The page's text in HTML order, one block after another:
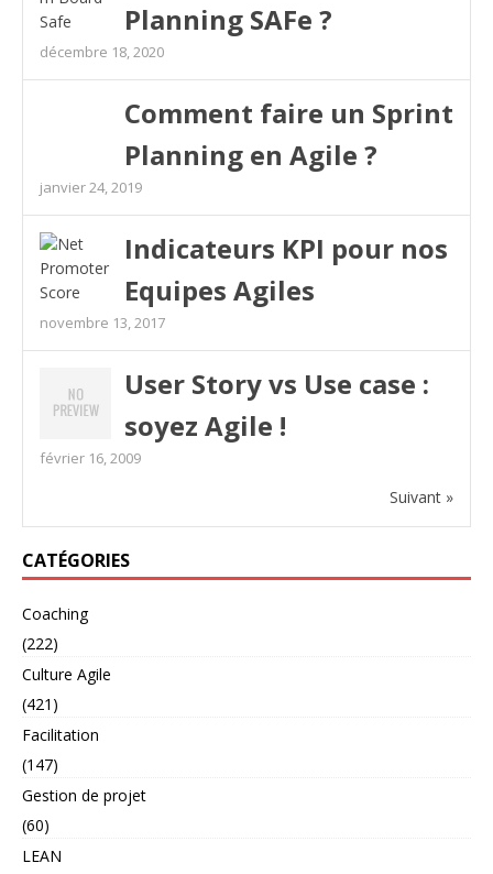
Planning SAFe ?
décembre 18, 2020
Comment faire un Sprint
Planning en Agile ?
janvier 24, 2019
Indicateurs KPI pour nos
Equipes Agiles
novembre 13, 2017
User Story vs Use case :
soyez Agile !
février 16, 2009
Suivant »
CATÉGORIES
Coaching
(222)
Culture Agile
(421)
Facilitation
(147)
Gestion de projet
(60)
LEAN